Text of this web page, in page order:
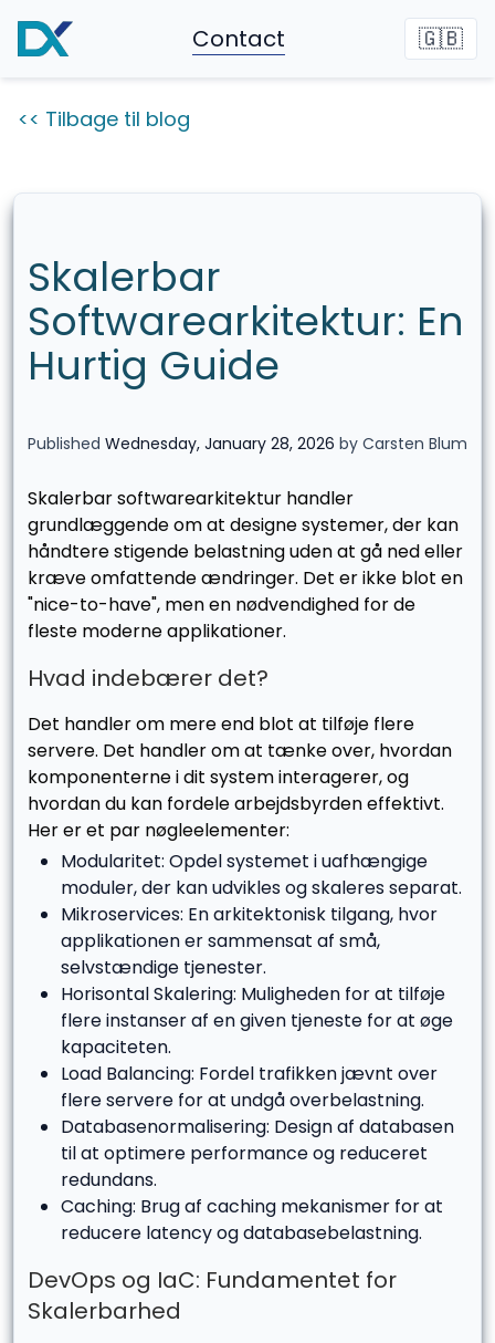
Contact 🇬🇧
<< Tilbage til blog
Skalerbar
Softwarearkitektur: En
Hurtig Guide
Published Wednesday, January 28, 2026 by Carsten Blum
Skalerbar softwarearkitektur handler
grundlæggende om at designe systemer, der kan
håndtere stigende belastning uden at gå ned eller
kræve omfattende ændringer. Det er ikke blot en
"nice-to-have", men en nødvendighed for de
fleste moderne applikationer.
Hvad indebærer det?
Det handler om mere end blot at tilføje flere
servere. Det handler om at tænke over, hvordan
komponenterne i dit system interagerer, og
hvordan du kan fordele arbejdsbyrden effektivt.
Her er et par nøgleelementer:
Modularitet: Opdel systemet i uafhængige
moduler, der kan udvikles og skaleres separat.
Mikroservices: En arkitektonisk tilgang, hvor
applikationen er sammensat af små,
selvstændige tjenester.
Horisontal Skalering: Muligheden for at tilføje
flere instanser af en given tjeneste for at øge
kapaciteten.
Load Balancing: Fordel trafikken jævnt over
flere servere for at undgå overbelastning.
Databasenormalisering: Design af databasen
til at optimere performance og reduceret
redundans.
Caching: Brug af caching mekanismer for at
reducere latency og databasebelastning.
DevOps og IaC: Fundamentet for
Skalerbarhed